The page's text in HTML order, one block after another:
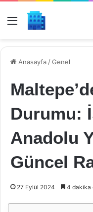
Menü
Anasayfa /Genel
Durumu:
Anadolu
Güncel
27 Eylül 2024 4 dakika